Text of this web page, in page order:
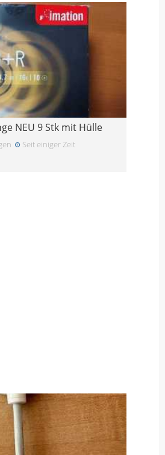
NEU 9 Stk mit Hülle
Seit einiger Zeit